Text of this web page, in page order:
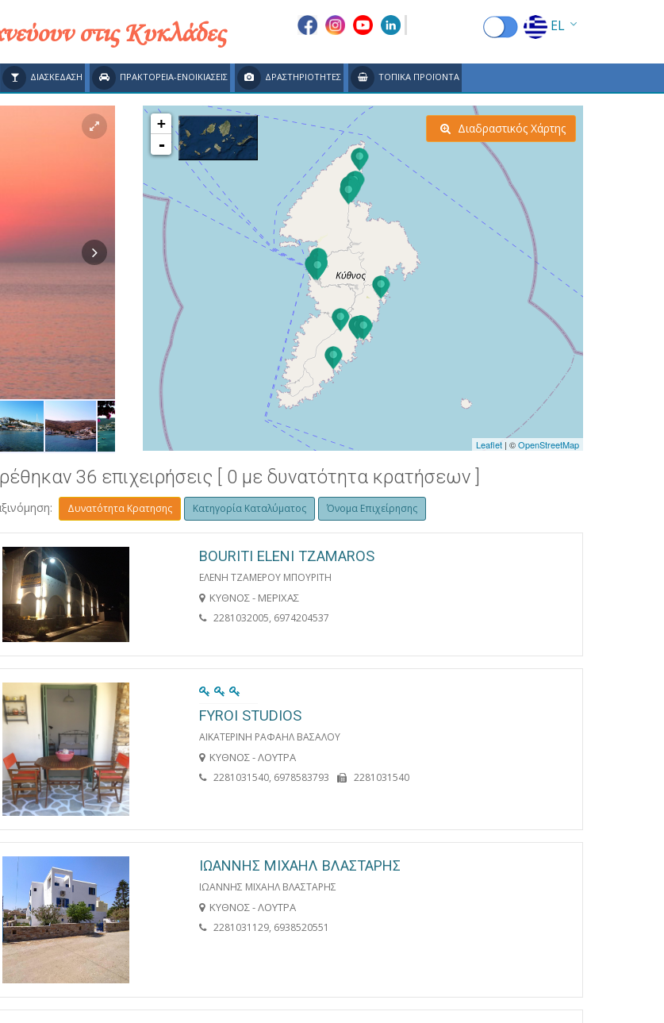
στις Κυκλάδες EL
EN
FR
DE
ΔΙΑΣΚΕΔΑΣΗ ΠΡΑΚΤΟΡΕΙΑ-ΕΝΟΙΚΙΑΣΕΙΣ ΔΡΑΣΤΗΡΙΟΤΗΤΕΣ ΤΟΠΙΚΑ ΠΡΟΪΟΝΤΑ
ΑΓΙΑ ΕΙΡΗΝΗ
+
-
Leaflet | ©OpenStreetMap
Διαδραστικός Χάρτης
36 επιχειρήσεις [ 0 με δυνατότητα κρατήσεων ]
Δυνατότητα Κρατησης Κατηγορία Καταλύματος Όνομα Επιχείρησης
BOURITI ELENI TZAMAROS
ΕΛΕΝΗ ΤΖΑΜΕΡΟΥ ΜΠΟΥΡΙΤΗ
ΚΥΘΝΟΣ - ΜΕΡΙΧΑΣ
2281032005, 6974204537
FYROI STUDIOS
ΑΙΚΑΤΕΡΙΝΗ ΡΑΦΑΗΛ ΒΑΣΑΛΟΥ
ΚΥΘΝΟΣ - ΛΟΥΤΡΑ
2281031540, 6978583793 2281031540
ΙΩΑΝΝΗΣ ΜΙΧΑΗΛ ΒΛΑΣΤΑΡΗΣ
ΙΩΑΝΝΗΣ ΜΙΧΑΗΛ ΒΛΑΣΤΑΡΗΣ
ΚΥΘΝΟΣ - ΛΟΥΤΡΑ
2281031129, 6938520551